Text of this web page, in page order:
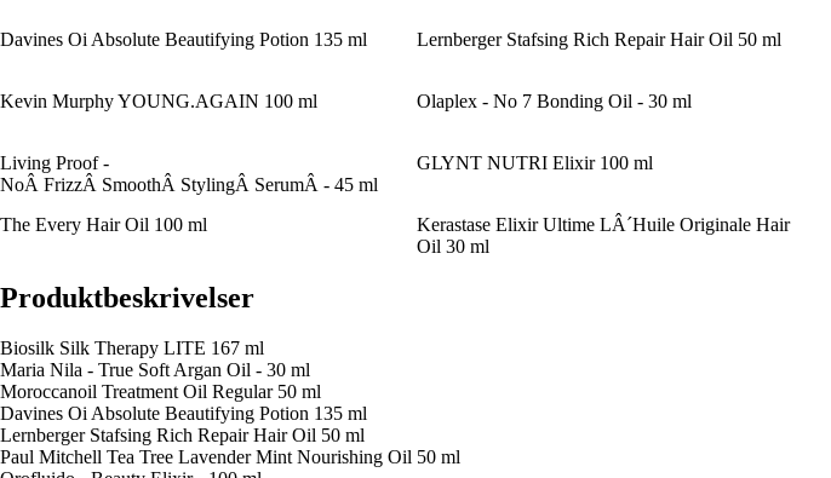
Davines Oi Absolute Beautifying Potion 135 ml Lernberger Stafsing Rich Repair Hair Oil 50 ml
Kevin Murphy YOUNG.AGAIN 100 ml Olaplex - No 7 Bonding Oil - 30 ml
Living Proof -
NoÂ FrizzÂ SmoothÂ StylingÂ SerumÂ - 45 ml
GLYNT NUTRI Elixir 100 ml
The Every Hair Oil 100 ml
Kerastase Elixir Ultime LÂ´Huile Originale Hair
Oil 30 ml
Produktbeskrivelser
Biosilk Silk Therapy LITE 167 ml
Maria Nila - True Soft Argan Oil - 30 ml
Moroccanoil Treatment Oil Regular 50 ml
Davines Oi Absolute Beautifying Potion 135 ml
Lernberger Stafsing Rich Repair Hair Oil 50 ml
Paul Mitchell Tea Tree Lavender Mint Nourishing Oil 50 ml